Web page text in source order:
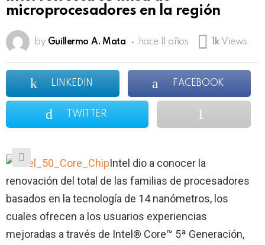
microprocesadores en la región
by Guillermo A. Mata hace 11 años 1k Views
LINKEDIN FACEBOOK
TWITTER
Intel dio a conocer la
renovación del total de las familias de procesadores
basados en la tecnología de 14 nanómetros, los
cuales ofrecen a los usuarios experiencias
mejoradas a través de Intel® Core™ 5ª Generación,